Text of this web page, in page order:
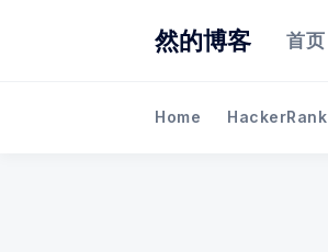
然的博客 首页
Home HackerRank